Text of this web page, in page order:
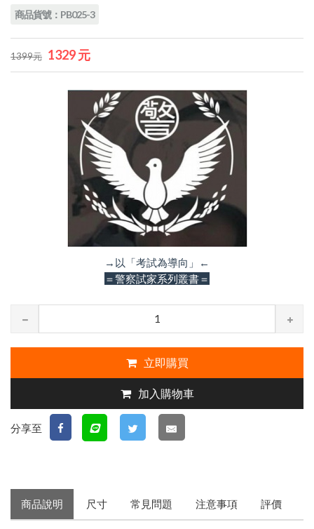
商品貨號：PB025-3
1399元 1329 元
→以「考試為導向」←
＝警察試家系列叢書＝
立即購買
加入購物車
分享至
商品說明 尺寸 常見問題 注意事項 評價